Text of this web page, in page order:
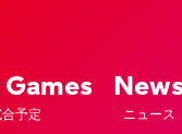
予定
News
ニュース